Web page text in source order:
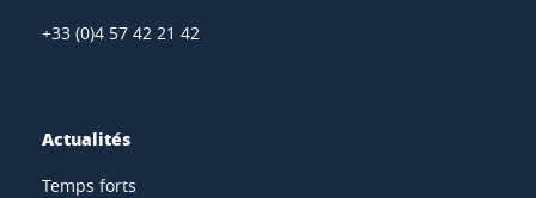
+33 (0)4 57 42 21 42
Actualités
Temps forts